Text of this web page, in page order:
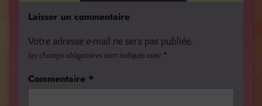
Laisser un commentaire
Votre adresse e-mail ne sera pas publiée.
Les champs obligatoires sont indiqués avec *
Commentaire *